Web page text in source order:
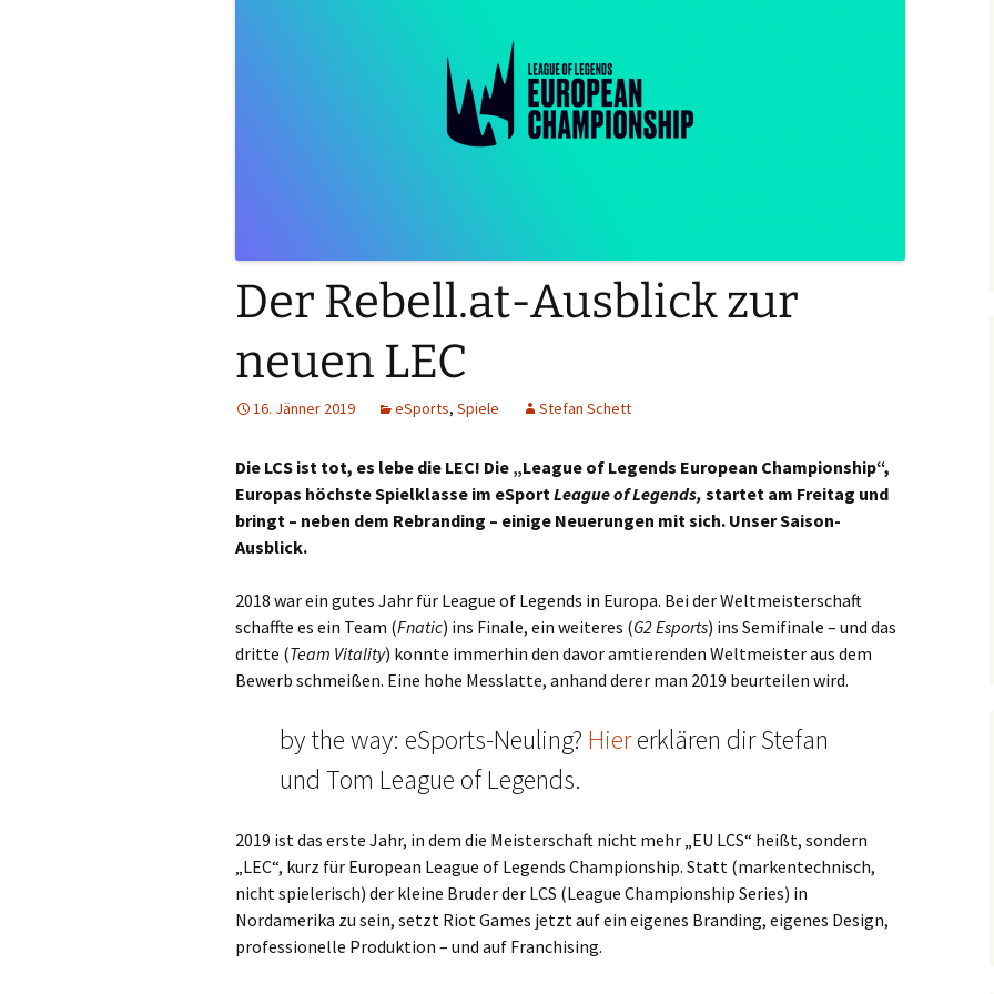
Der Rebell.at-Ausblick zur
neuen LEC
16. Jänner 2019 eSports, Spiele Stefan Schett
Die LCS ist tot, es lebe die LEC! Die „League of Legends European Championship“,
Europas höchste Spielklasse im eSportLeague of Legends, startet am Freitag und
bringt – neben dem Rebranding – einige Neuerungen mit sich. Unser Saison-
Ausblick.
2018 war ein gutes Jahr für League of Legends in Europa. Bei der Weltmeisterschaft
schaffte es ein Team (Fnatic) ins Finale, ein weiteres (G2Esports) ins Semifinale – und das
dritte (Team Vitality) konnte immerhin den davor amtierenden Weltmeister aus dem
Bewerb schmeißen. Eine hohe Messlatte, anhand derer man 2019 beurteilen wird.
by the way: eSports-Neuling? Hiererklären dir Stefan
und Tom League of Legends.
2019 ist das erste Jahr, in dem die Meisterschaft nicht mehr „EU LCS“ heißt, sondern
„LEC“, kurz für European League of Legends Championship. Statt (markentechnisch,
nicht spielerisch) der kleine Bruder der LCS (League Championship Series) in
Nordamerika zu sein, setzt Riot Games jetzt auf ein eigenes Branding, eigenes Design,
professionelle Produktion – und auf Franchising.